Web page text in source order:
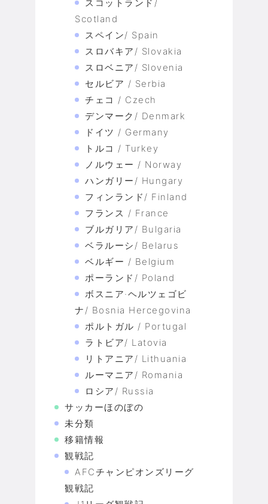
スコットランド/
Scotland
スペイン/ Spain
スロバキア/ Slovakia
スロベニア/ Slovenia
セルビア / Serbia
チェコ / Czech
デンマーク/ Denmark
ドイツ / Germany
トルコ / Turkey
ノルウェー / Norway
ハンガリー/ Hungary
フィンランド/ Finland
フランス / France
ブルガリア/ Bulgaria
ベラルーシ/ Belarus
ベルギー / Belgium
ポーランド/ Poland
ボスニア·ヘルツェゴビ
ナ/ Bosnia Hercegovina
ポルトガル / Portugal
ラトビア/ Latovia
リトアニア/ Lithuania
ルーマニア/ Romania
ロシア/ Russia
サッカーほのぼの
未分類
移籍情報
観戦記
AFCチャンピオンズリーグ
観戦記